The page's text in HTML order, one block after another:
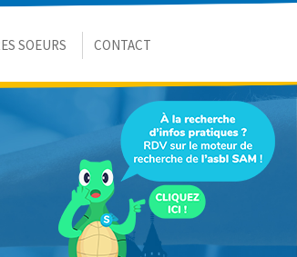
SOEURS CONTACT